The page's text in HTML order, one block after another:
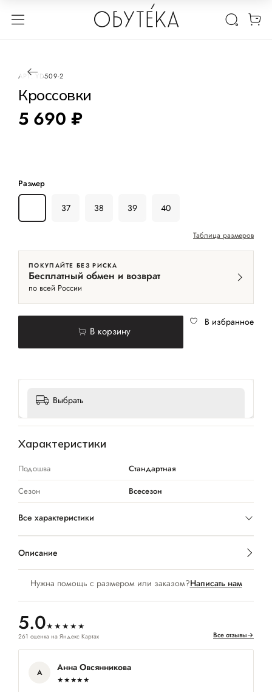
1 / 3
АРТ. YD509-2
Кроссовки
5 690 ₽
Размер
37 38 39 40
Таблица размеров
ПОКУПАЙТЕ БЕЗ РИСКА
Бесплатный обмен и возврат
по всей России
В корзину
В избранное
Выбрать
Нужна помощь с размером или заказом?Написать нам
5.0★★★★★
261 оценка на Яндекс Картах Все отзывы→
А Анна Овсянникова
★★★★★
Характеристики
Подошва
Стандартная
Сезон
Всесезон
Все характеристики
Описание